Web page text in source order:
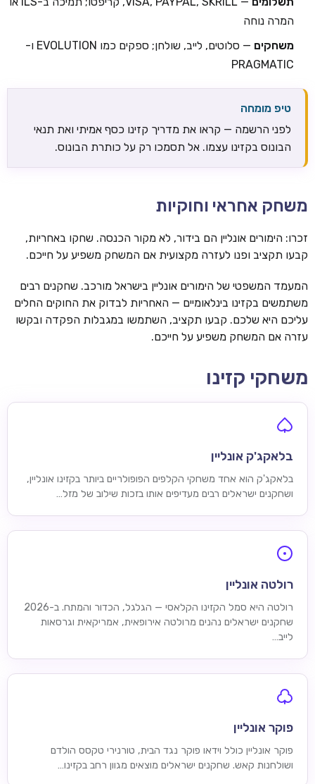
המרה נוחה
משחקים
— סלוטים, לייב, שולחן; ספקים כמו EVOLUTION ו-
PRAGMATIC
טיפ מומחה
לפני הרשמה — קראו את מדריך קזינו כסף אמיתי ואת תנאי
הבונוס בקזינו עצמו. אל תסמכו רק על כותרת הבונוס.
משחק אחראי וחוקיות
זכרו: הימורים אונליין הם בידור, לא מקור הכנסה. שחקו באחריות,
קבעו תקציב ופנו לעזרה מקצועית אם המשחק משפיע על חייכם.
המעמד המשפטי של הימורים אונליין בישראל מורכב. שחקנים רבים
משתמשים בקזינו בינלאומיים — האחריות לבדוק את החוקים החלים
עליכם היא שלכם. קבעו תקציב, השתמשו במגבלות הפקדה ובקשו
עזרה אם המשחק משפיע על חייכם.
משחקי קזינו
בלאקג'ק אונליין
בלאקג'ק הוא אחד משחקי הקלפים הפופולריים ביותר בקזינו אונליין,
ושחקנים ישראלים רבים מעדיפים אותו בזכות שילוב של מזל…
רולטה אונליין
רולטה היא סמל הקזינו הקלאסי — הגלגל, הכדור והמתח. ב-2026
שחקנים ישראלים נהנים מרולטה אירופאית, אמריקאית וגרסאות
לייב…
פוקר אונליין
פוקר אונליין כולל וידאו פוקר נגד הבית, טורנירי טקסס הולדם
ושולחנות קאש. שחקנים ישראלים מוצאים מגוון רחב בקזינו…